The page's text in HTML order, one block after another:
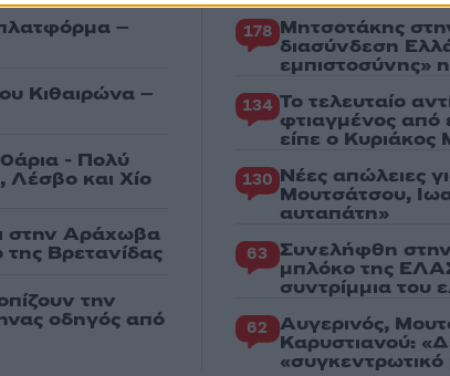
–
Κιθαιρώνα –
- Πολύ
Λέσβο και Χίο
στην Αράχωβα
Βρετανίδας
την
οδηγός από
178 Μητσοτάκης
διασύνδεση
εμπιστοσύνης»
134 Το τελευταίο
φτιαγμένος από
είπε ο Κυριάκος
130 Νέες απώλειες
Μουτσάτσου,
αυταπάτη»
63 Συνελήφθη
μπλόκο της
συντρίμμια του
62 Αυγερινός,
Καρυστιανού: